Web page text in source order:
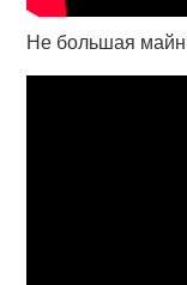
Не большая